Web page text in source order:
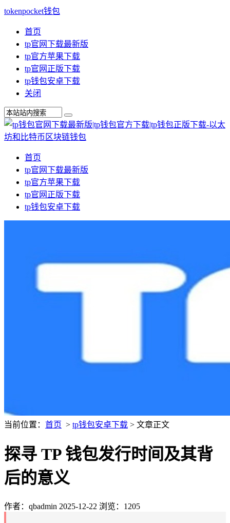
tokenpocket钱包
首页
tp官网下载最新版
tp官方苹果下载
tp官网正版下载
tp钱包安卓下载
关闭
首页
tp官网下载最新版
tp官方苹果下载
tp官网正版下载
tp钱包安卓下载
当前位置： 首页 > tp钱包安卓下载 > 文章正文
探寻 TP 钱包发行时间及其背
后的意义
作者：qbadmin 2025-12-22 浏览：1205